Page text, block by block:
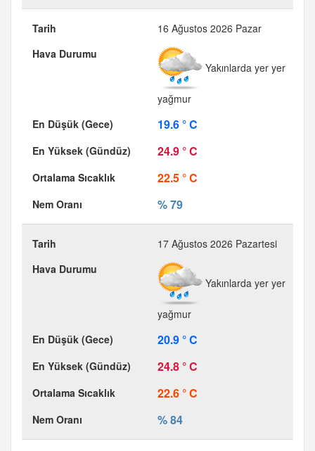
16 Ağustos 2026 Pazar
Yakınlarda yer yer
yağmur
19.6 ° C
24.9 ° C
22.5 ° C
% 79
17 Ağustos 2026 Pazartesi
Yakınlarda yer yer
yağmur
20.9 ° C
24.8 ° C
22.6 ° C
% 84